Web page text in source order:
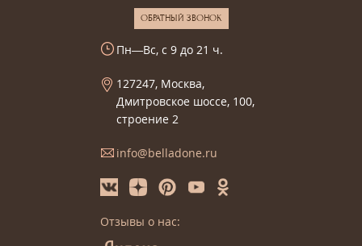
ОБРАТНЫЙ ЗВОНОК
Пн—Вс, с 9 до 21 ч.
127247, Москва,
Дмитровское шоссе, 100,
строение 2
info@belladone.ru
Отзывы о нас: